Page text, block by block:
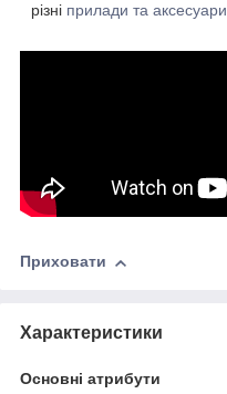
різні прилади та аксесуари
Приховати
Характеристики
Основні атрибути